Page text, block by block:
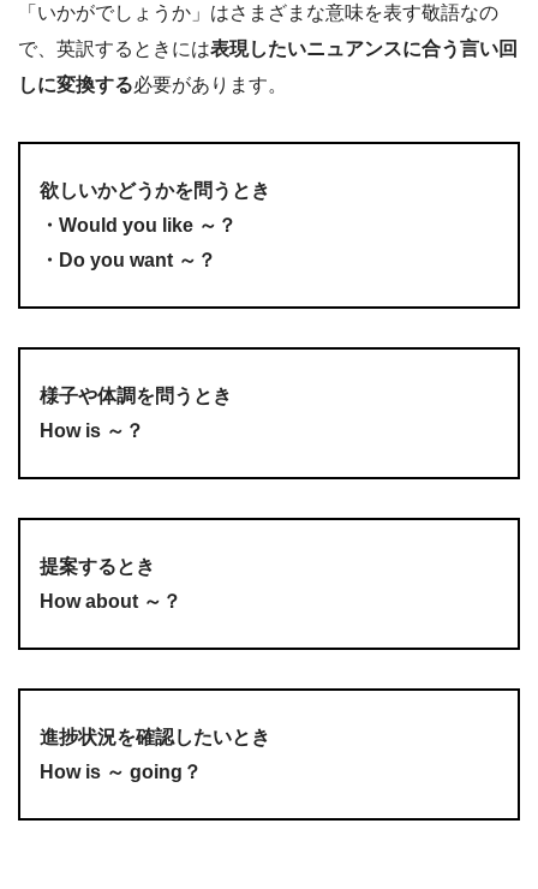
「いかがでしょうか」はさまざまな意味を表す敬語なの
で、英訳するときには表現したいニュアンスに合う言い回
しに変換する必要があります。
欲しいかどうかを問うとき
・Would you like ～？
・Do you want ～？
様子や体調を問うとき
How is ～？
提案するとき
How about ～？
進捗状況を確認したいとき
How is ～ going？